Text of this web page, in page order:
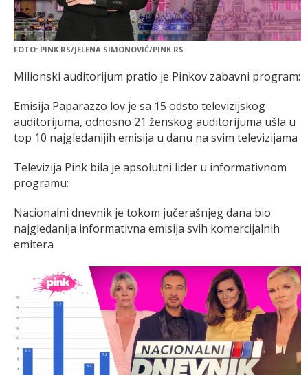
FOTO: PINK.RS/JELENA SIMONOVIĆ/PINK.RS
Milionski auditorijum pratio je Pinkov zabavni program:
Emisija Paparazzo lov je sa 15 odsto televizijskog
auditorijuma, odnosno 21 ženskog auditorijuma ušla u
top 10 najgledanijih emisija u danu na svim televizijama
Televizija Pink bila je apsolutni lider u informativnom
programu:
Nacionalni dnevnik je tokom jučerašnjeg dana bio
najgledanija informativna emisija svih komercijalnih
emitera